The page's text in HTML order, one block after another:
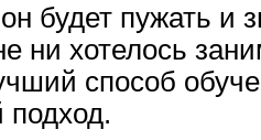
будет пужать и
ни хотелось
способ